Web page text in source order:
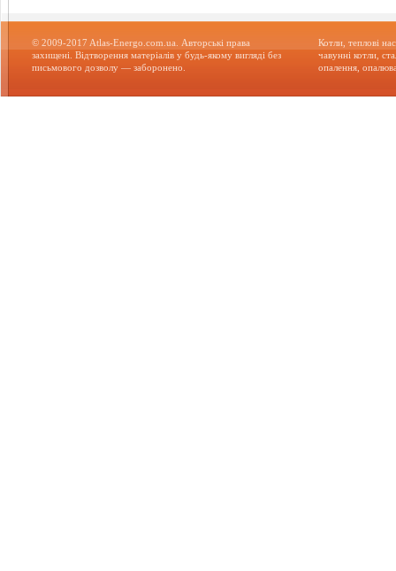
© 2009-2017 Atlas-Energo.com.ua. Авторські права
захищені. Відтворення матеріалів у будь-якому вигляді без
письмового дозволу — заборонено.
Котли, теплові
чавунні котли,
опалення,